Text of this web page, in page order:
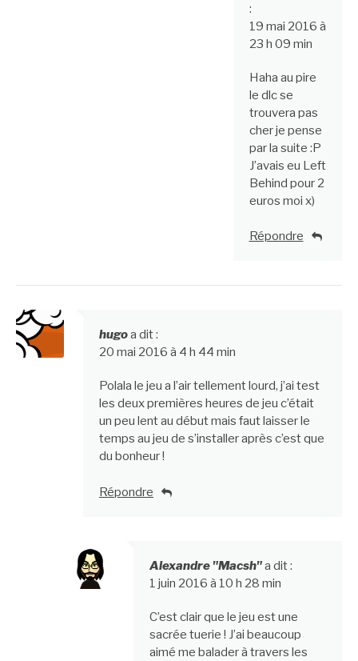
:
19 mai 2016 à
23 h 09 min
Haha au pire
le dlc se
trouvera pas
cher je pense
par la suite :P
J’avais eu Left
Behind pour 2
euros moi x)
Répondre
hugoa dit :
20 mai 2016 à 4 h 44 min
Polala le jeu a l’air tellement lourd, j’ai test
les deux premières heures de jeu c’était
un peu lent au début mais faut laisser le
temps au jeu de s’installer après c’est que
du bonheur !
Répondre
Alexandre "Macsh"a dit :
1 juin 2016 à 10 h 28 min
C’est clair que le jeu est une
sacrée tuerie ! J’ai beaucoup
aimé me balader à travers les